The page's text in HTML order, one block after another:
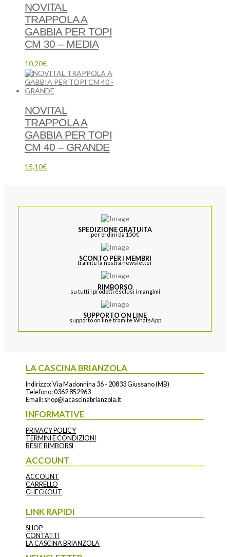
NOVITAL
TRAPPOLA A
GABBIA PER TOPI
CM 30 – MEDIA
10,20€
NOVITAL
TRAPPOLA A
GABBIA PER TOPI
CM 40 – GRANDE
15,10€
SPEDIZIONE GRATUITA
per ordini da 150 €
SCONTO PER I MEMBRI
tramite la nostra newsletter
RIMBORSO
su tutti i prodotti esclusi i mangimi
SUPPORTO ON LINE
supporto on line tramite WhatsApp
LA CASCINA BRIANZOLA
Indirizzo: Via Madonnina 36 - 20833 Giussano (MB)
Telefono:0362 852963
Email: shop@lacascinabrianzola.it
INFORMATIVE
PRIVACY POLICY
TERMINI E CONDIZIONI
RESI E RIMBORSI
ACCOUNT
ACCOUNT
CARRELLO
CHECKOUT
LINK RAPIDI
SHOP
CONTATTI
LA CASCINA BRIANZOLA